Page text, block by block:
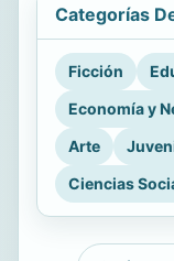
Categorías
Ficción
Economía y
Arte
Ciencias